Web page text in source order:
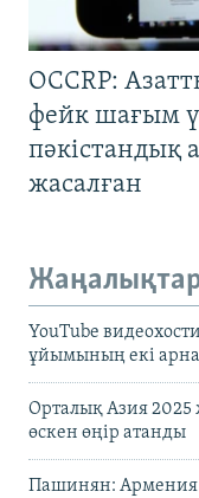
OCCRP:
фейк шағым
пәкістандық
жасалған
YouTube
ұйымының екі
Орталық Азия
өскен өңір атанды
Пашинян: Армения